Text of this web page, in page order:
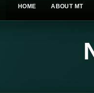
HOME ABOUT MT